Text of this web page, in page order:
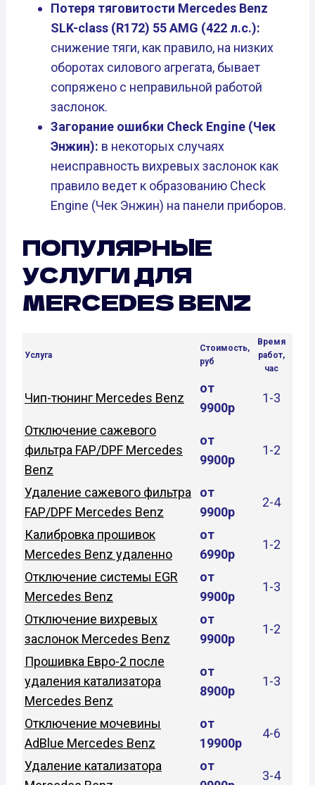
Потеря тяговитости Mercedes Benz
SLK-class (R172) 55 AMG (422 л.с.):
снижение тяги, как правило, на низких
оборотах силового агрегата, бывает
сопряжено с неправильной работой
заслонок.
Загорание ошибки Check Engine (Чек
Энжин): в некоторых случаях
неисправность вихревых заслонок как
правило ведет к образованию Check
Engine (Чек Энжин) на панели приборов.
ПОПУЛЯРНЫЕ
УСЛУГИ ДЛЯ
MERCEDES BENZ
Услуга
Стоимость,
руб
Время
работ,
час
Чип-тюнинг Mercedes Benz
от
9900р
1-3
Отключение сажевого
фильтра FAP/DPF Mercedes
Benz
от
9900р
1-2
Удаление сажевого фильтра
FAP/DPF Mercedes Benz
от
9900р
2-4
Калибровка прошивок
Mercedes Benz удаленно
от
6990р
1-2
Отключение системы EGR
Mercedes Benz
от
9900р
1-3
Отключение вихревых
заслонок Mercedes Benz
от
9900р
1-2
Прошивка Евро-2 после
удаления катализатора
Mercedes Benz
от
8900р
1-3
Отключение мочевины
AdBlue Mercedes Benz
от
19900р
4-6
Удаление катализатора
от
3-4